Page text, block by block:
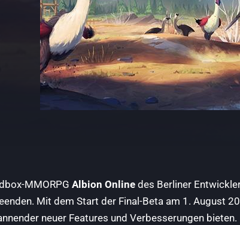
MMORPG Albion Online des Berliner
Mit dem Start der Final-Beta am 1. August
neuer Features und Verbesserungen bieten.